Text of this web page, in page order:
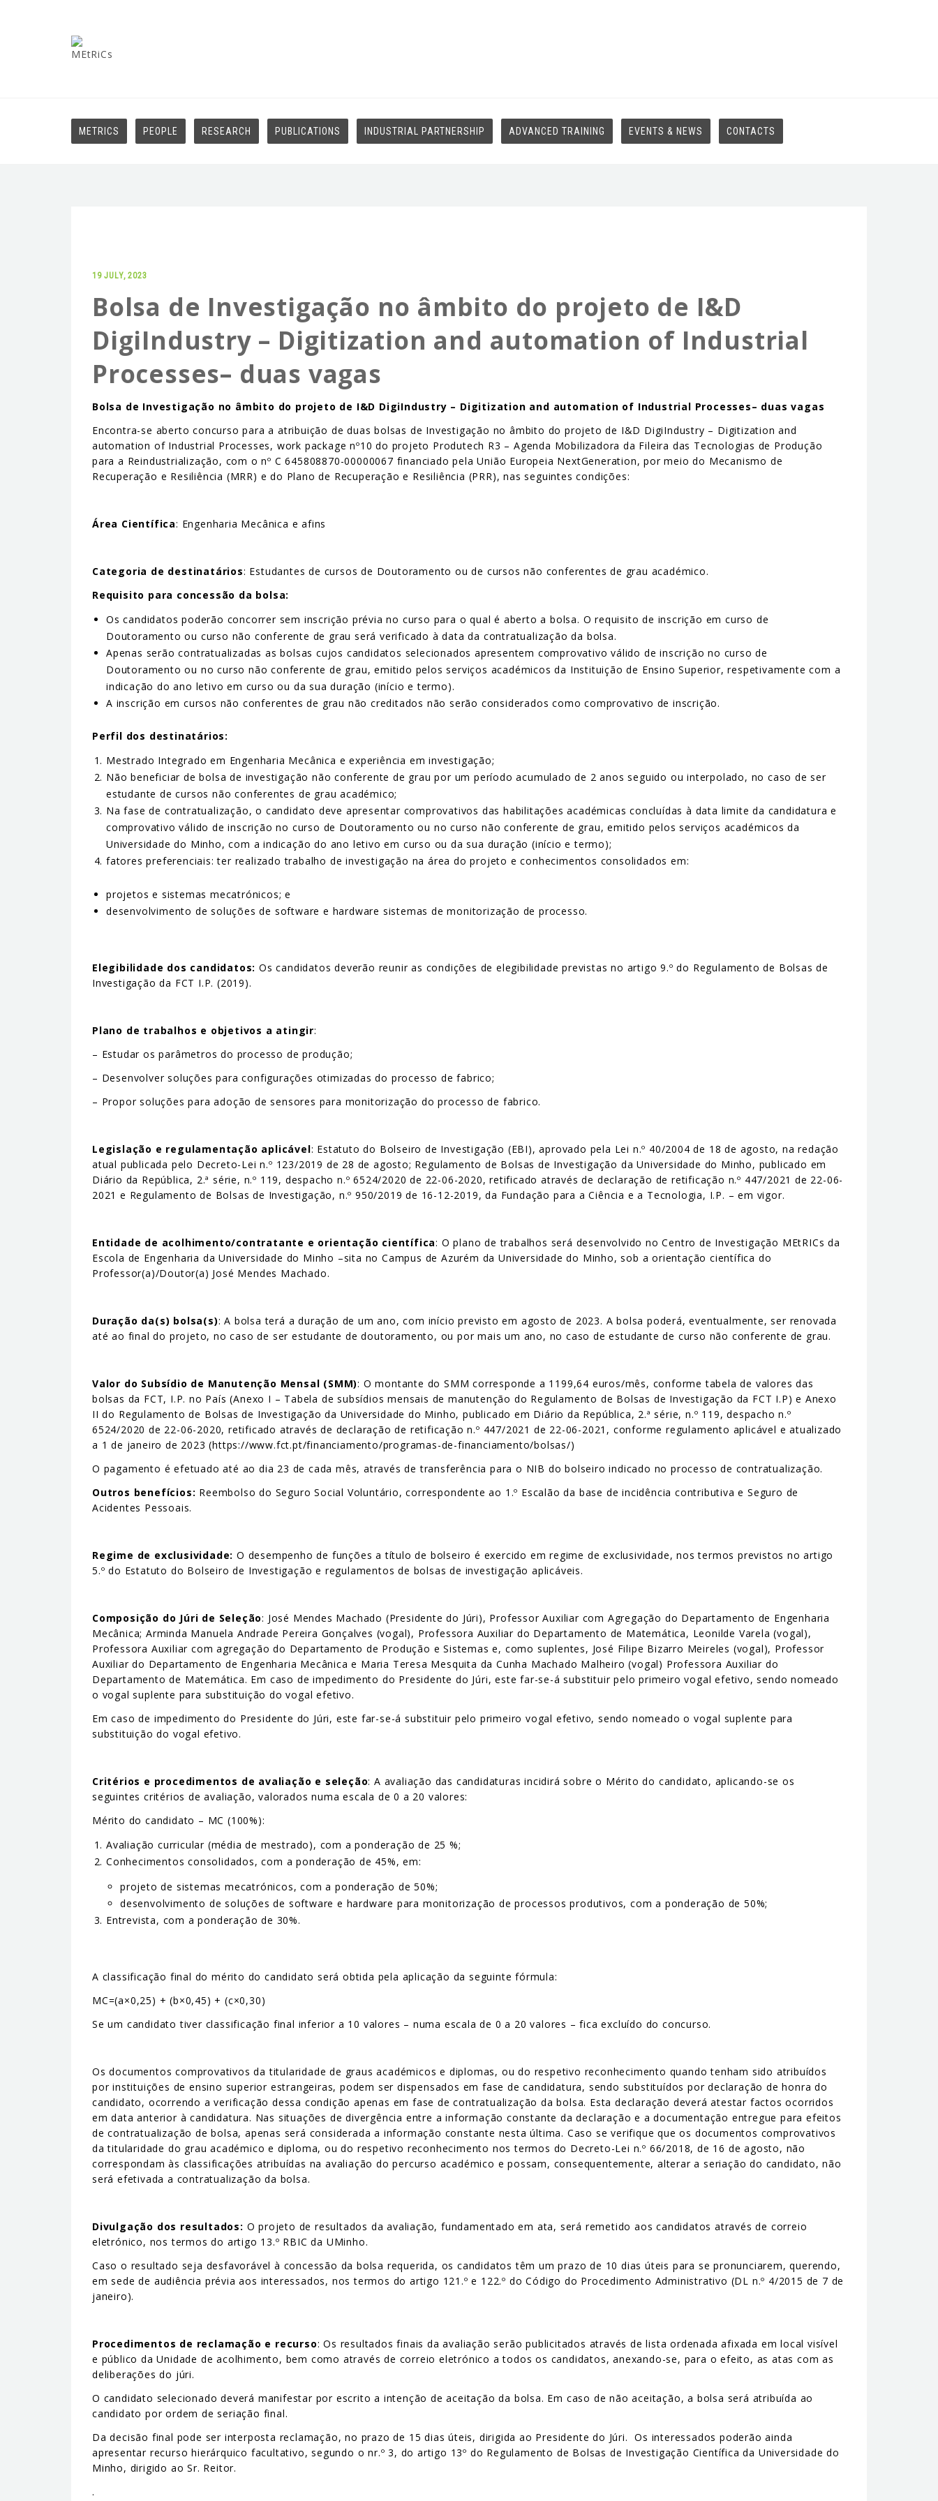
METRICS PEOPLE RESEARCH PUBLICATIONS INDUSTRIAL PARTNERSHIP ADVANCED TRAINING EVENTS & NEWS CONTACTS
19 JULY, 2023
Bolsa de Investigação no âmbito do projeto de I&D
DigiIndustry – Digitization and automation of Industrial
Processes– duas vagas
Bolsa de Investigação no âmbito do projeto de I&D DigiIndustry – Digitization and automation of Industrial Processes– duas vagas
Encontra-se aberto concurso para a atribuição de duas bolsas de Investigação no âmbito do projeto de I&D DigiIndustry – Digitization and
automation of Industrial Processes, work package nº10 do projeto Produtech R3 – Agenda Mobilizadora da Fileira das Tecnologias de Produção
para a Reindustrialização, com o nº C 645808870-00000067 financiado pela União Europeia NextGeneration, por meio do Mecanismo de
Recuperação e Resiliência (MRR) e do Plano de Recuperação e Resiliência (PRR), nas seguintes condições:
Área Científica: Engenharia Mecânica e afins
Categoria de destinatários: Estudantes de cursos de Doutoramento ou de cursos não conferentes de grau académico.
Requisito para concessão da bolsa:
Os candidatos poderão concorrer sem inscrição prévia no curso para o qual é aberto a bolsa. O requisito de inscrição em curso de
Doutoramento ou curso não conferente de grau será verificado à data da contratualização da bolsa.
Apenas serão contratualizadas as bolsas cujos candidatos selecionados apresentem comprovativo válido de inscrição no curso de
Doutoramento ou no curso não conferente de grau, emitido pelos serviços académicos da Instituição de Ensino Superior, respetivamente com a
indicação do ano letivo em curso ou da sua duração (início e termo).
A inscrição em cursos não conferentes de grau não creditados não serão considerados como comprovativo de inscrição.
Perfil dos destinatários:
Mestrado Integrado em Engenharia Mecânica e experiência em investigação;
Não beneficiar de bolsa de investigação não conferente de grau por um período acumulado de 2 anos seguido ou interpolado, no caso de ser
estudante de cursos não conferentes de grau académico;
Na fase de contratualização, o candidato deve apresentar comprovativos das habilitações académicas concluídas à data limite da candidatura e
comprovativo válido de inscrição no curso de Doutoramento ou no curso não conferente de grau, emitido pelos serviços académicos da
Universidade do Minho, com a indicação do ano letivo em curso ou da sua duração (início e termo);
fatores preferenciais: ter realizado trabalho de investigação na área do projeto e conhecimentos consolidados em:
projetos e sistemas mecatrónicos; e
desenvolvimento de soluções de software e hardware sistemas de monitorização de processo.
Elegibilidade dos candidatos: Os candidatos deverão reunir as condições de elegibilidade previstas no artigo 9.º do Regulamento de Bolsas de
Investigação da FCT I.P. (2019).
Plano de trabalhos e objetivos a atingir:
– Estudar os parâmetros do processo de produção;
– Desenvolver soluções para configurações otimizadas do processo de fabrico;
– Propor soluções para adoção de sensores para monitorização do processo de fabrico.
Legislação e regulamentação aplicável: Estatuto do Bolseiro de Investigação (EBI), aprovado pela Lei n.º 40/2004 de 18 de agosto, na redação
atual publicada pelo Decreto-Lei n.º 123/2019 de 28 de agosto; Regulamento de Bolsas de Investigação da Universidade do Minho, publicado em
Diário da República, 2.ª série, n.º 119, despacho n.º 6524/2020 de 22-06-2020, retificado através de declaração de retificação n.º 447/2021 de 22-06-
2021 e Regulamento de Bolsas de Investigação, n.º 950/2019 de 16-12-2019, da Fundação para a Ciência e a Tecnologia, I.P. – em vigor.
Entidade de acolhimento/contratante e orientação científica: O plano de trabalhos será desenvolvido no Centro de Investigação MEtRICs da
Escola de Engenharia da Universidade do Minho –sita no Campus de Azurém da Universidade do Minho, sob a orientação científica do
Professor(a)/Doutor(a) José Mendes Machado.
Duração da(s) bolsa(s): A bolsa terá a duração de um ano, com início previsto em agosto de 2023. A bolsa poderá, eventualmente, ser renovada
até ao final do projeto, no caso de ser estudante de doutoramento, ou por mais um ano, no caso de estudante de curso não conferente de grau.
Valor do Subsídio de Manutenção Mensal (SMM): O montante do SMM corresponde a 1199,64 euros/mês, conforme tabela de valores das
bolsas da FCT, I.P. no País (Anexo I – Tabela de subsídios mensais de manutenção do Regulamento de Bolsas de Investigação da FCT I.P) e Anexo
II do Regulamento de Bolsas de Investigação da Universidade do Minho, publicado em Diário da República, 2.ª série, n.º 119, despacho n.º
6524/2020 de 22-06-2020, retificado através de declaração de retificação n.º 447/2021 de 22-06-2021, conforme regulamento aplicável e atualizado
a 1 de janeiro de 2023 (https://www.fct.pt/financiamento/programas-de-financiamento/bolsas/)
O pagamento é efetuado até ao dia 23 de cada mês, através de transferência para o NIB do bolseiro indicado no processo de contratualização.
Outros benefícios: Reembolso do Seguro Social Voluntário, correspondente ao 1.º Escalão da base de incidência contributiva e Seguro de
Acidentes Pessoais.
Regime de exclusividade: O desempenho de funções a título de bolseiro é exercido em regime de exclusividade, nos termos previstos no artigo
5.º do Estatuto do Bolseiro de Investigação e regulamentos de bolsas de investigação aplicáveis.
Composição do Júri de Seleção: José Mendes Machado (Presidente do Júri), Professor Auxiliar com Agregação do Departamento de Engenharia
Mecânica; Arminda Manuela Andrade Pereira Gonçalves (vogal), Professora Auxiliar do Departamento de Matemática, Leonilde Varela (vogal),
Professora Auxiliar com agregação do Departamento de Produção e Sistemas e, como suplentes, José Filipe Bizarro Meireles (vogal), Professor
Auxiliar do Departamento de Engenharia Mecânica e Maria Teresa Mesquita da Cunha Machado Malheiro (vogal) Professora Auxiliar do
Departamento de Matemática. Em caso de impedimento do Presidente do Júri, este far-se-á substituir pelo primeiro vogal efetivo, sendo nomeado
o vogal suplente para substituição do vogal efetivo.
Em caso de impedimento do Presidente do Júri, este far-se-á substituir pelo primeiro vogal efetivo, sendo nomeado o vogal suplente para
substituição do vogal efetivo.
Critérios e procedimentos de avaliação e seleção: A avaliação das candidaturas incidirá sobre o Mérito do candidato, aplicando-se os
seguintes critérios de avaliação, valorados numa escala de 0 a 20 valores:
Mérito do candidato – MC (100%):
Avaliação curricular (média de mestrado), com a ponderação de 25 %;
Conhecimentos consolidados, com a ponderação de 45%, em:
projeto de sistemas mecatrónicos, com a ponderação de 50%;
desenvolvimento de soluções de software e hardware para monitorização de processos produtivos, com a ponderação de 50%;
Entrevista, com a ponderação de 30%.
A classificação final do mérito do candidato será obtida pela aplicação da seguinte fórmula:
MC=(a×0,25) + (b×0,45) + (c×0,30)
Se um candidato tiver classificação final inferior a 10 valores – numa escala de 0 a 20 valores – fica excluído do concurso.
Os documentos comprovativos da titularidade de graus académicos e diplomas, ou do respetivo reconhecimento quando tenham sido atribuídos
por instituições de ensino superior estrangeiras, podem ser dispensados em fase de candidatura, sendo substituídos por declaração de honra do
candidato, ocorrendo a verificação dessa condição apenas em fase de contratualização da bolsa. Esta declaração deverá atestar factos ocorridos
em data anterior à candidatura. Nas situações de divergência entre a informação constante da declaração e a documentação entregue para efeitos
de contratualização de bolsa, apenas será considerada a informação constante nesta última. Caso se verifique que os documentos comprovativos
da titularidade do grau académico e diploma, ou do respetivo reconhecimento nos termos do Decreto-Lei n.º 66/2018, de 16 de agosto, não
correspondam às classificações atribuídas na avaliação do percurso académico e possam, consequentemente, alterar a seriação do candidato, não
será efetivada a contratualização da bolsa.
Divulgação dos resultados: O projeto de resultados da avaliação, fundamentado em ata, será remetido aos candidatos através de correio
eletrónico, nos termos do artigo 13.º RBIC da UMinho.
Caso o resultado seja desfavorável à concessão da bolsa requerida, os candidatos têm um prazo de 10 dias úteis para se pronunciarem, querendo,
em sede de audiência prévia aos interessados, nos termos do artigo 121.º e 122.º do Código do Procedimento Administrativo (DL n.º 4/2015 de 7 de
janeiro).
Procedimentos de reclamação e recurso: Os resultados finais da avaliação serão publicitados através de lista ordenada afixada em local visível
e público da Unidade de acolhimento, bem como através de correio eletrónico a todos os candidatos, anexando-se, para o efeito, as atas com as
deliberações do júri.
O candidato selecionado deverá manifestar por escrito a intenção de aceitação da bolsa. Em caso de não aceitação, a bolsa será atribuída ao
candidato por ordem de seriação final.
Da decisão final pode ser interposta reclamação, no prazo de 15 dias úteis, dirigida ao Presidente do Júri. Os interessados poderão ainda
apresentar recurso hierárquico facultativo, segundo o nr.º 3, do artigo 13º do Regulamento de Bolsas de Investigação Científica da Universidade do
Minho, dirigido ao Sr. Reitor.
.